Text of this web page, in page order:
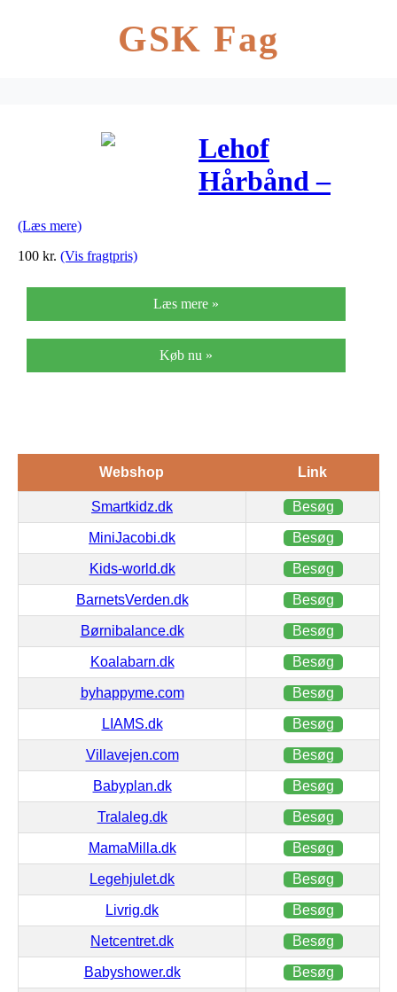
GSK Fag
Lehof
Hårbånd –
(Læs mere)
100 kr. (Vis fragtpris)
Læs mere »
Køb nu »
Webshop Link
Smartkidz.dk Besøg
MiniJacobi.dk Besøg
Kids-world.dk Besøg
BarnetsVerden.dk Besøg
Børnibalance.dk Besøg
Koalabarn.dk Besøg
byhappyme.com Besøg
LIAMS.dk Besøg
Villavejen.com Besøg
Babyplan.dk Besøg
Tralaleg.dk Besøg
MamaMilla.dk Besøg
Legehjulet.dk Besøg
Livrig.dk Besøg
Netcentret.dk Besøg
Babyshower.dk Besøg